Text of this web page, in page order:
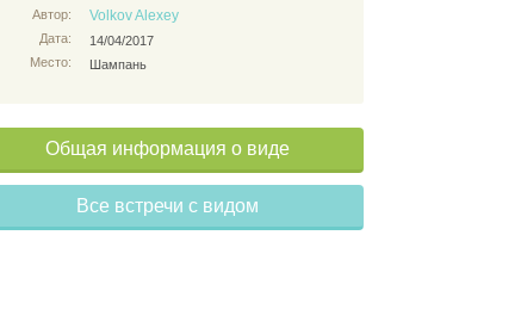
Автор:
Дата:
Место:
Volkov Alexey
14/04/2017
Шампань
Общая информация о виде
Все встречи с видом